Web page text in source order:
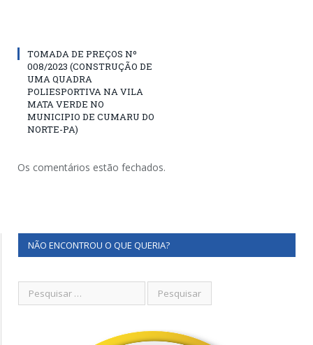
TOMADA DE PREÇOS Nº
008/2023 (CONSTRUÇÃO DE
UMA QUADRA
POLIESPORTIVA NA VILA
MATA VERDE NO
MUNICIPIO DE CUMARU DO
NORTE-PA)
Os comentários estão fechados.
NÃO ENCONTROU O QUE QUERIA?